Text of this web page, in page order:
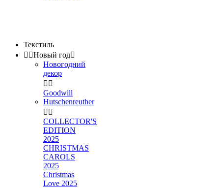
Текстиль
 Новый год
Новогодний
декор
 
Goodwill
Hutschenreuther
 
COLLECTOR'S
EDITION
2025
CHRISTMAS
CAROLS
2025
Christmas
Love 2025